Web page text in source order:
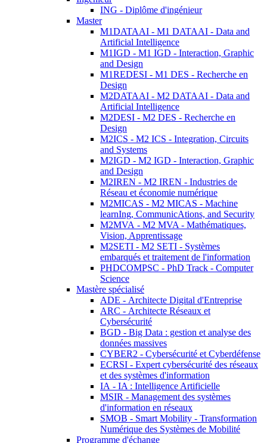
ING - Diplôme d'ingénieur
Master
M1DATAAI - M1 DATAAI - Data and
Artificial Intelligence
M1IGD - M1 IGD - Interaction, Graphic
and Design
M1REDESI - M1 DES - Recherche en
Design
M2DATAAI - M2 DATAAI - Data and
Artificial Intelligence
M2DESI - M2 DES - Recherche en
Design
M2ICS - M2 ICS - Integration, Circuits
and Systems
M2IGD - M2 IGD - Interaction, Graphic
and Design
M2IREN - M2 IREN - Industries de
Réseau et économie numérique
M2MICAS - M2 MICAS - Machine
learnIng, CommunicAtions, and Security
M2MVA - M2 MVA - Mathématiques,
Vision, Apprentissage
M2SETI - M2 SETI - Systèmes
embarqués et traitement de l'information
PHDCOMPSC - PhD Track - Computer
Science
Mastère spécialisé
ADE - Architecte Digital d'Entreprise
ARC - Architecte Réseaux et
Cybersécurité
BGD - Big Data : gestion et analyse des
données massives
CYBER2 - Cybersécurité et Cyberdéfense
ECRSI - Expert cybersécurité des réseaux
et des systèmes d'information
IA - IA : Intelligence Artificielle
MSIR - Management des systèmes
d'information en réseaux
SMOB - Smart Mobility - Transformation
Numérique des Systèmes de Mobilité
Programme d'échange